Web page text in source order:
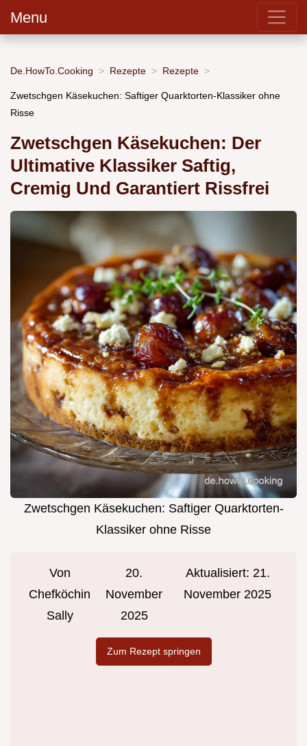
Menu
De.HowTo.Cooking Rezepte Rezepte
Zwetschgen Käsekuchen: Saftiger Quarktorten-Klassiker ohne
Risse
Zwetschgen Käsekuchen: Der
Ultimative Klassiker Saftig,
Cremig Und Garantiert Rissfrei
Zwetschgen Käsekuchen: Saftiger Quarktorten-
Klassiker ohne Risse
Von
Chefköchin
Sally
20.
November
2025
Aktualisiert: 21.
November 2025
Zum Rezept springen